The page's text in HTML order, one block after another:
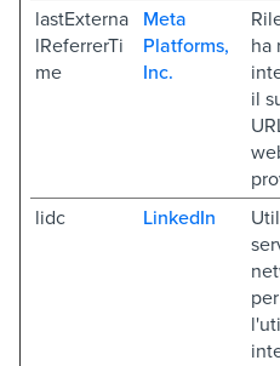
lastExterna
lReferrerTi
me
Meta
Platforms,
Inc.
ha
il
lidc LinkedIn